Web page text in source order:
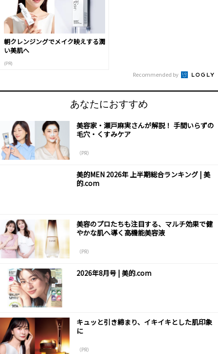
朝クレンジングでメイク映えする潤
い美肌へ
(PR)
Recommended by
あなたにおすすめ
美容家・瀬戸麻実さんが解説！ 手間いらずの
毛穴・くすみケア
（PR）
美的MEN 2026年 上半期総合ランキング | 美
的.com
美容のプロたちも注目する、マルチ効果で健
やかな肌へ導く高機能美容液
（PR）
2026年8月号 | 美的.com
キュッと引き締まり、イキイキとした肌印象
に
（PR）